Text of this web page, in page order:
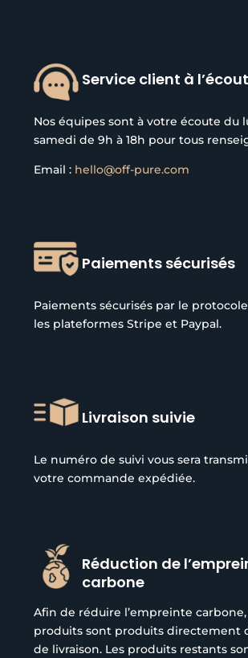
Service client à
Nos équipes sont à votre écoute du
samedi de 9h à 18h pour tous
Email : hello@off-pure.com
Paiements sécurisés
Paiements sécurisés par le
les plateformes Stripe et Paypal.
Livraison suivie
Le numéro de suivi vous sera
votre commande expédiée.
Réduction de
carbone
Afin de réduire l’empreinte carbone,
produits sont produits directement
de livraison. Les produits restants